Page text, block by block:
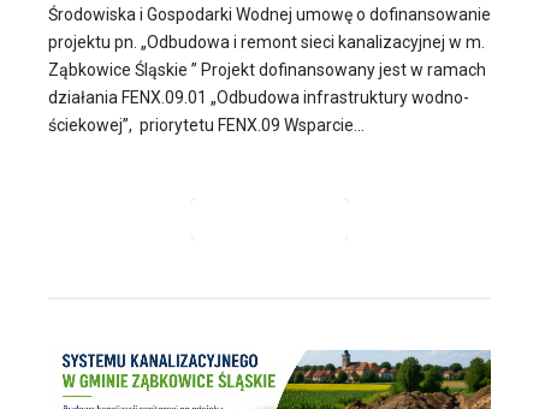
Środowiska i Gospodarki Wodnej umowę o dofinansowanie
projektu pn. „Odbudowa i remont sieci kanalizacyjnej w m.
Ząbkowice Śląskie ” Projekt dofinansowany jest w ramach
działania FENX.09.01 „Odbudowa infrastruktury wodno-
ściekowej”, priorytetu FENX.09 Wsparcie...